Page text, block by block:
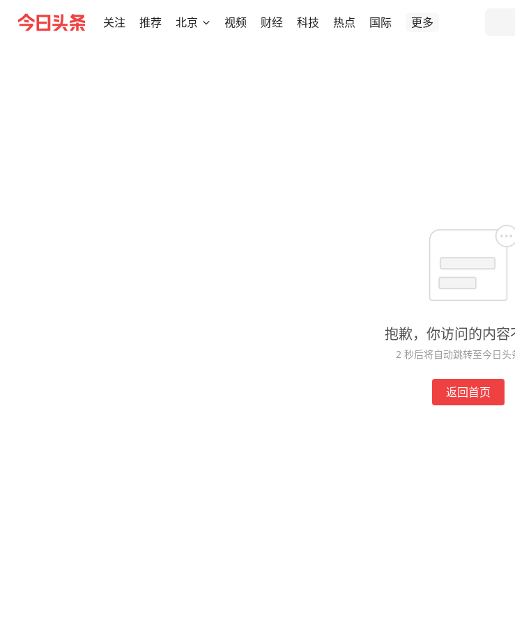
关注 推荐 北京 视频 财经 科技 热点 国际 更多
抱歉，你访问的内容
2 秒后将自动跳转至今日头
返回首页